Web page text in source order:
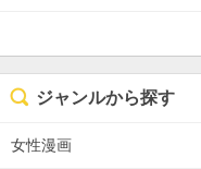
ジャンルから探す
女性漫画